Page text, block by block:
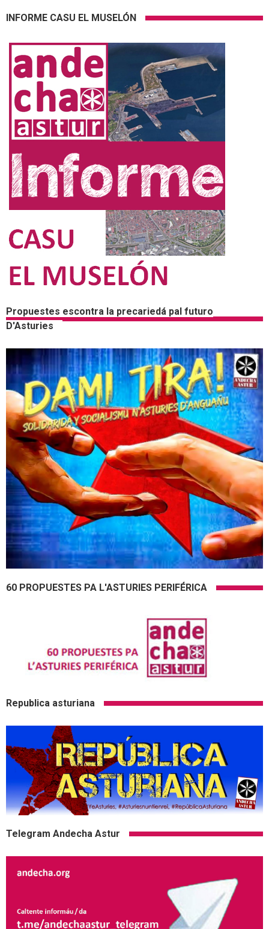
INFORME CASU EL MUSELÓN
Propuestes escontra la precariedá pal futuro
D'Asturies
60 PROPUESTES PA L'ASTURIES PERIFÉRICA
Republica asturiana
Telegram Andecha Astur